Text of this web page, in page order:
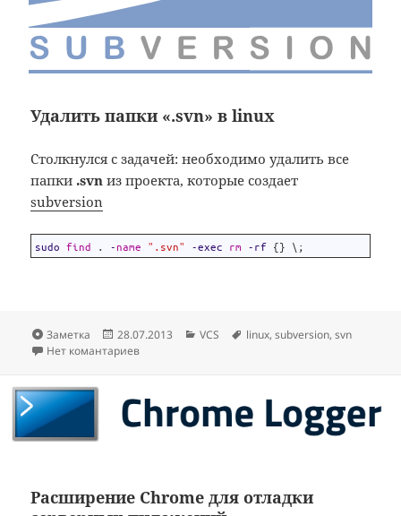
Удалить папки «.svn» в linux
Столкнулся с задачей: необходимо удалить все
папки .svn из проекта, которые создает
subversion
sudo find . - name ".svn" -exec rm - rf {} \ ;
Формат
Заметка Опубликовано
28.07.2013 Рубрики
VCS Метки
linux,subversion,svn
Нет комантариев
Расширение Chrome для отладки